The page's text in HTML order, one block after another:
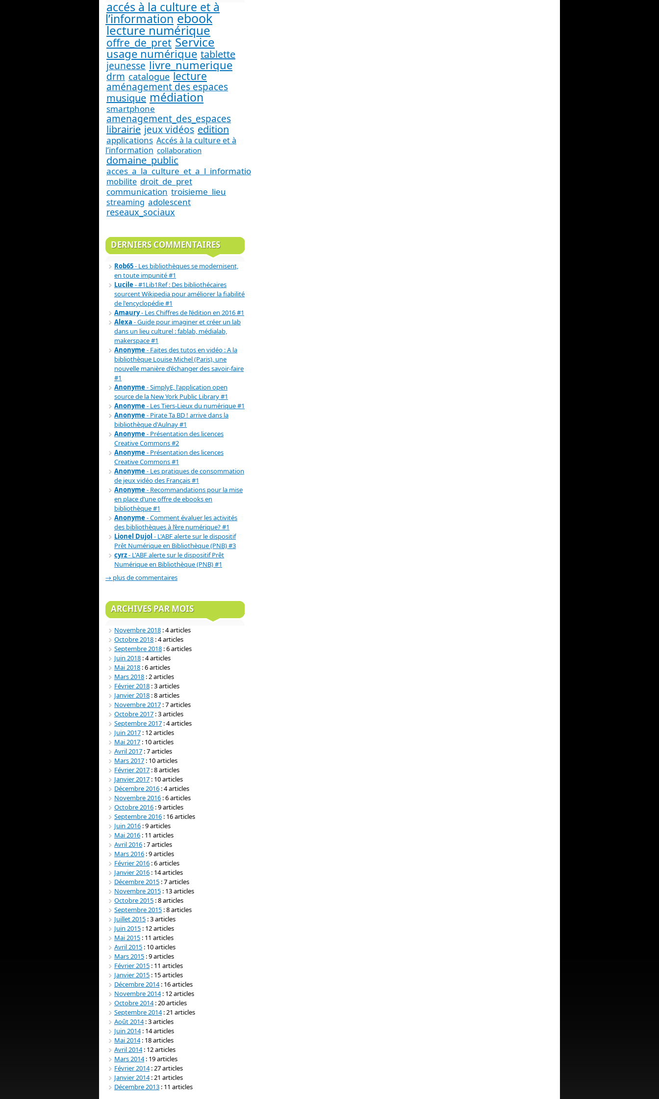
accés à la culture et à
l’information ebook
lecture numérique
offre_de_pret Service
usage numérique tablette
jeunesse livre_numerique
drm catalogue lecture
aménagement des espaces
musique médiation
smartphone
amenagement_des_espaces
librairie jeux vidéos edition
applications Accés à la culture et à
l’information collaboration
domaine_public
acces_a_la_culture_et_a_l_information_
mobilite droit_de_pret
communication troisieme_lieu
streaming adolescent
reseaux_sociaux
DERNIERS COMMENTAIRES
Rob65- Les bibliothèques se modernisent,
en toute impunité #1
Lucile- #1Lib1Ref : Des bibliothécaires
sourcent Wikipedia pour améliorer la fiabilité
de l'encyclopédie #1
Amaury- Les Chiffres de l’édition en 2016 #1
Alexa - Guide pour imaginer et créer un lab
dans un lieu culturel : fablab, médialab,
makerspace #1
Anonyme- Faites des tutos en vidéo : A la
bibliothèque Louise Michel (Paris), une
nouvelle manière d’échanger des savoir-faire
#1
Anonyme- SimplyE, l'application open
source de la New York Public Library #1
Anonyme- Les Tiers-Lieux du numérique #1
Anonyme- Pirate Ta BD ! arrive dans la
bibliothèque d'Aulnay #1
Anonyme- Présentation des licences
Creative Commons #2
Anonyme- Présentation des licences
Creative Commons #1
Anonyme- Les pratiques de consommation
de jeux vidéo des Français #1
Anonyme- Recommandations pour la mise
en place d’une offre de ebooks en
bibliothèque #1
Anonyme- Comment évaluer les activités
des bibliothèques à l’ère numérique? #1
Lionel Dujol - L'ABF alerte sur le dispositif
Prêt Numérique en Bibliothèque (PNB) #3
cyrz- L'ABF alerte sur le dispositif Prêt
Numérique en Bibliothèque (PNB) #1
→ plus de commentaires
ARCHIVES PAR MOIS
Novembre 2018 : 4 articles
Octobre 2018 : 4 articles
Septembre 2018 : 6 articles
Juin 2018 : 4 articles
Mai 2018 : 6 articles
Mars 2018 : 2 articles
Février 2018 : 3 articles
Janvier 2018 : 8 articles
Novembre 2017 : 7 articles
Octobre 2017 : 3 articles
Septembre 2017 : 4 articles
Juin 2017 : 12 articles
Mai 2017 : 10 articles
Avril 2017 : 7 articles
Mars 2017 : 10 articles
Février 2017 : 8 articles
Janvier 2017 : 10 articles
Décembre 2016 : 4 articles
Novembre 2016 : 6 articles
Octobre 2016 : 9 articles
Septembre 2016 : 16 articles
Juin 2016 : 9 articles
Mai 2016 : 11 articles
Avril 2016 : 7 articles
Mars 2016 : 9 articles
Février 2016 : 6 articles
Janvier 2016 : 14 articles
Décembre 2015 : 7 articles
Novembre 2015 : 13 articles
Octobre 2015 : 8 articles
Septembre 2015 : 8 articles
Juillet 2015 : 3 articles
Juin 2015 : 12 articles
Mai 2015 : 11 articles
Avril 2015 : 10 articles
Mars 2015 : 9 articles
Février 2015 : 11 articles
Janvier 2015 : 15 articles
Décembre 2014: 16 articles
Novembre 2014: 12 articles
Octobre 2014: 20 articles
Septembre 2014: 21 articles
Août 2014: 3 articles
Juin 2014: 14 articles
Mai 2014: 18 articles
Avril 2014: 12 articles
Mars 2014: 19 articles
Février 2014: 27 articles
Janvier 2014: 21 articles
Décembre 2013 : 11 articles